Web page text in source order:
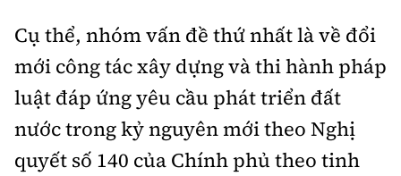
Cụ thể, nhóm vấn đề thứ nhất là về đổi
mới công tác xây dựng và thi hành pháp
luật đáp ứng yêu cầu phát triển đất
nước trong kỷ nguyên mới theo Nghị
quyết số 140 của Chính phủ theo tinh